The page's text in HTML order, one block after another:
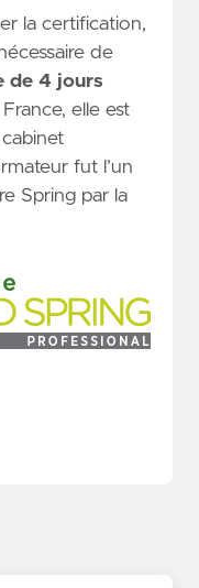
la certification,
de
de 4 jours
elle est
fut l’un
Spring par la